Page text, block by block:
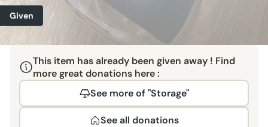
Given
This item has already been given away ! Find
more great donations here :
See more of "Storage"
See all donations